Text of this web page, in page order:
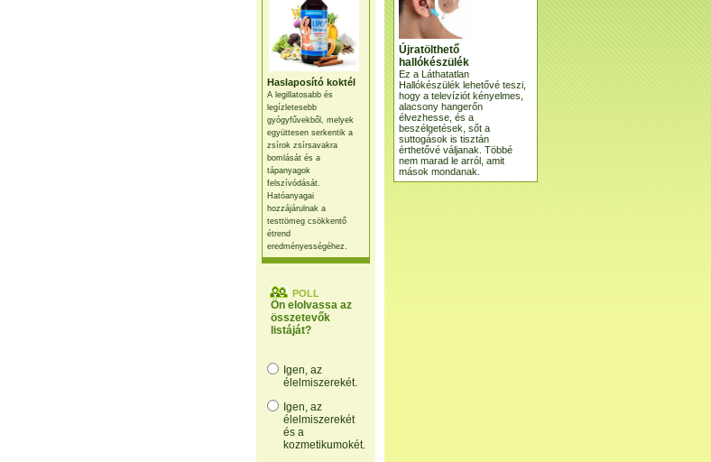
Haslaposító koktél
A legillatosabb és
legízletesebb
gyógyfűvekből, melyek
együttesen serkentik a
zsírok zsírsavakra
bomlását és a
tápanyagok
felszívódását.
Hatóanyagai
hozzájárulnak a
testtömeg csökkentő
étrend
eredményességéhez.
POLL
Ön elolvassa az
összetevők
listáját?
Igen, az
élelmiszerekét.
Igen, az
élelmiszerekét
és a
kozmetikumokét.
Újratölthető
hallókészülék
Ez a Láthatatlan
Hallókészülék lehetővé teszi,
hogy a televíziót kényelmes,
alacsony hangerőn
élvezhesse, és a
beszélgetések, sőt a
suttogások is tisztán
érthetővé váljanak. Többé
nem marad le arról, amit
mások mondanak.